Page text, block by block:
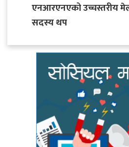
एनआरएनएको उच्चस्तरीय
सदस्य थप